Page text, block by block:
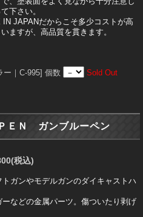
下さい。
IN JAPANだからこそ多少コストが高
ますが、高品質を貫きます。
ー｜C-995] 個数 Sold Out
Ｎ ガンブルーペン
(税込)
ガンやモデルガンのダイキャストハ
ーなどの金属パーツ。傷ついたり剥げ